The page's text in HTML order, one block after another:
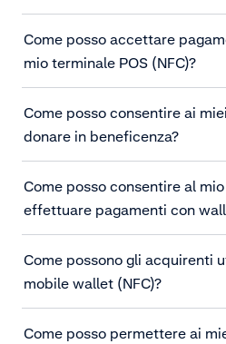
Come posso accettare
mio terminale POS (NFC)?
Come posso consentire ai
donare in beneficenza?
Come posso consentire al
effettuare pagamenti con
Come possono gli acquirenti
mobile wallet (NFC)?
Come posso permettere ai